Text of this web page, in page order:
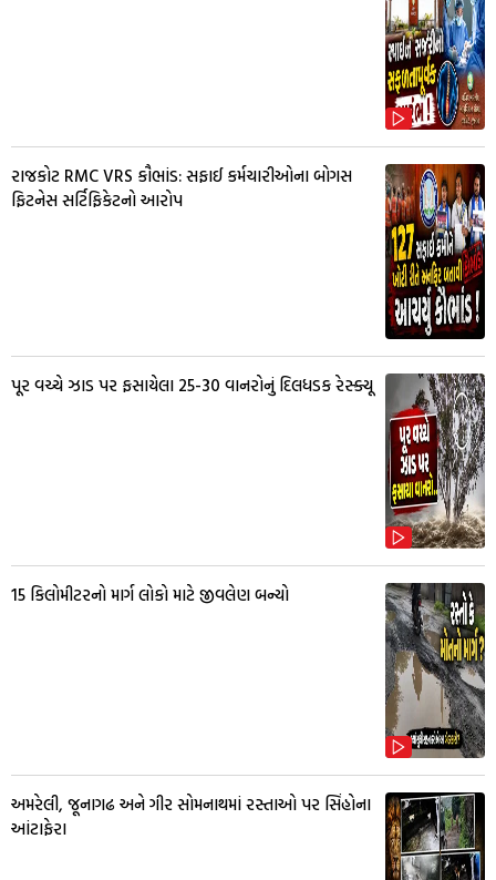
રાજકોટ RMC VRS કૌભાંડ: સફાઈ કર્મચારીઓના બોગસ
ફિટનેસ સર્ટિફિકેટનો આરોપ
પૂર વચ્ચે ઝાડ પર ફસાયેલા 25-30 વાનરોનું દિલધડક રેસ્ક્યૂ
15 કિલોમીટરનો માર્ગ લોકો માટે જીવલેણ બન્યો
અમરેલી, જૂનાગઢ અને ગીર સોમનાથમાં રસ્તાઓ પર સિંહોના
આંટાફેરા